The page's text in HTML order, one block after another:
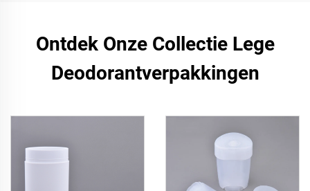
Ontdek Onze Collectie Lege
Deodorantverpakkingen